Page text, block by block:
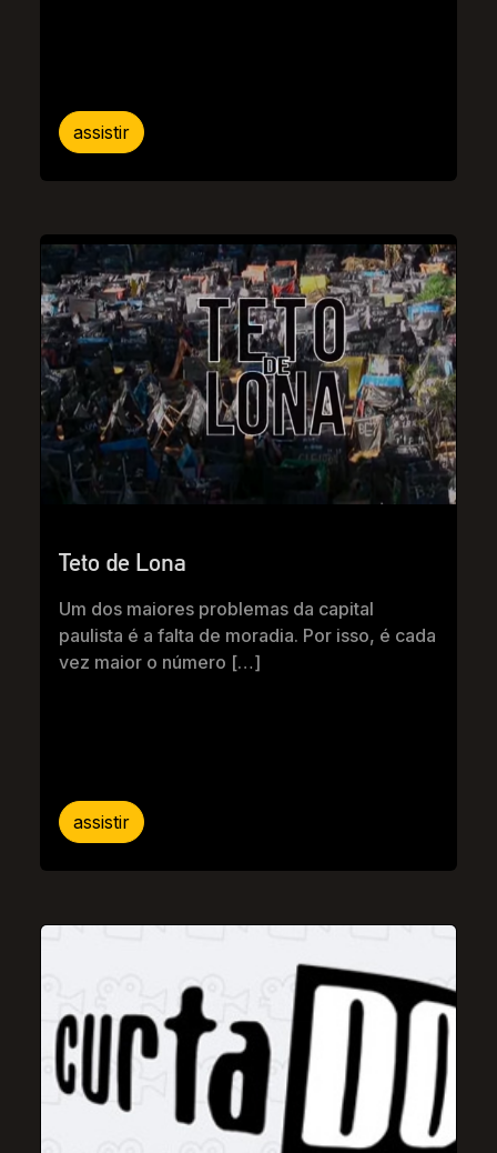
assistir
Teto de Lona
Um dos maiores problemas da capital
paulista é a falta de moradia. Por isso, é cada
vez maior o número […]
assistir